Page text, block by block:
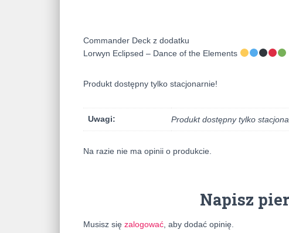
Commander Deck z dodatku
Lorwyn Eclipsed – Dance of the Elements
Produkt dostępny tylko stacjonarnie!
Uwagi: Produkt dostępny tylko
Na razie nie ma opinii o produkcie.
Napisz
Musisz się zalogować , aby dodać opinię.